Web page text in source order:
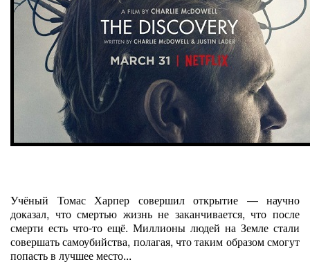
Учёный Томас Харпер совершил открытие — научно
доказал, что смертью жизнь не заканчивается, что после
смерти есть что-то ещё. Миллионы людей на Земле стали
совершать самоубийства, полагая, что таким образом смогут
попасть в лучшее место...